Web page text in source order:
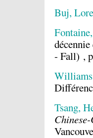
Buj,
- Fall) ,
Tsang,